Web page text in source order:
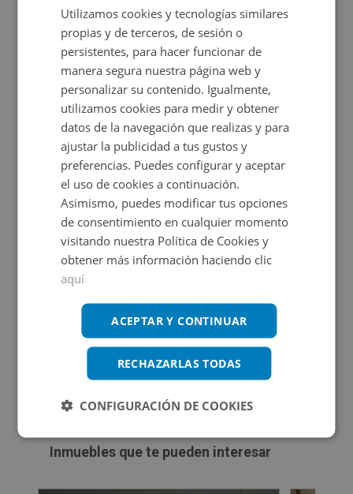
Ubicación
Certificado energético
No aplica. RD 390 / 2021
Promociones asociadas
Aprovecha la oportunidad
Ver más inmuebles
Inmuebles que te pueden interesar
Utilizamos cookies y tecnologías similares
propias y de terceros, de sesión o
persistentes, para hacer funcionar de
manera segura nuestra página web y
personalizar su contenido. Igualmente,
utilizamos cookies para medir y obtener
datos de la navegación que realizas y para
ajustar la publicidad a tus gustos y
preferencias. Puedes configurar y aceptar
el uso de cookies a continuación.
Asimismo, puedes modificar tus opciones
de consentimiento en cualquier momento
visitando nuestra Política de Cookies y
obtener más información haciendo clic
aquí
ACEPTAR Y CONTINUAR
RECHAZARLAS TODAS
CONFIGURACIÓN DE COOKIES